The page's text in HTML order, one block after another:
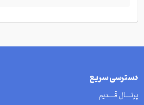
دسترسی سریع
پرتــــال قــــدیم